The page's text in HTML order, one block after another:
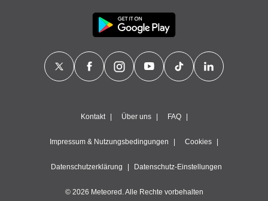
Kontakt Über uns FAQ
Impressum & Nutzungsbedingungen Cookies
Datenschutzerklärung Datenschutz-Einstellungen
© 2026 Meteored. Alle Rechte vorbehalten